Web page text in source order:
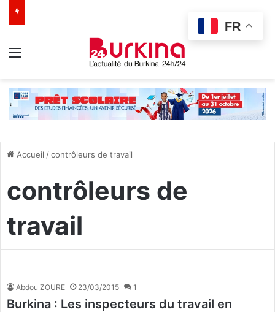
Accueil /contrôleurs de travail
contrôleurs de
travail
Abdou ZOURE 23/03/2015 1
Burkina : Les inspecteurs du travail en
FR